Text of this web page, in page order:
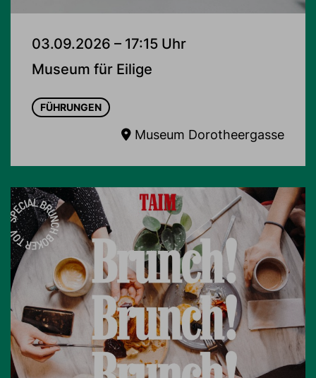
03.09.2026 – 17:15 Uhr
Museum für Eilige
FÜHRUNGEN
Museum Dorotheergasse